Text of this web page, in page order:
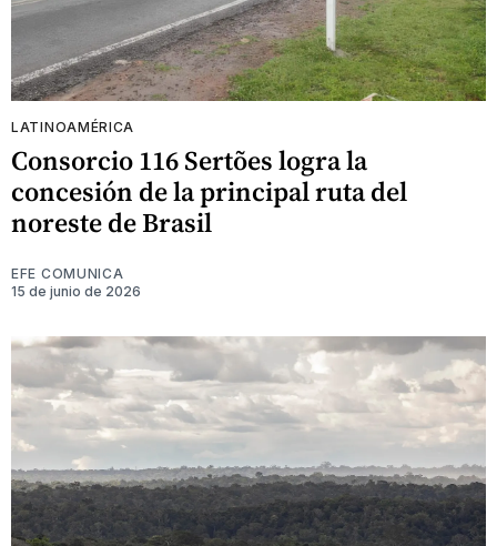
LATINOAMÉRICA
Consorcio 116 Sertões logra la
concesión de la principal ruta del
noreste de Brasil
EFE COMUNICA
15 de junio de 2026